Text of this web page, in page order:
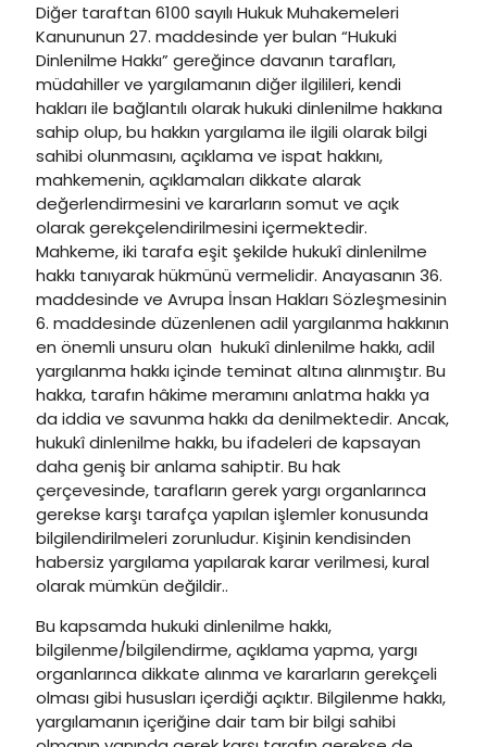
Diğer taraftan 6100 sayılı Hukuk Muhakemeleri
Kanununun 27. maddesinde yer bulan “Hukuki
Dinlenilme Hakkı” gereğince davanın tarafları,
müdahiller ve yargılamanın diğer ilgilileri, kendi
hakları ile bağlantılı olarak hukuki dinlenilme hakkına
sahip olup, bu hakkın yargılama ile ilgili olarak bilgi
sahibi olunmasını, açıklama ve ispat hakkını,
mahkemenin, açıklamaları dikkate alarak
değerlendirmesini ve kararların somut ve açık
olarak gerekçelendirilmesini içermektedir.
Mahkeme, iki tarafa eşit şekilde hukukî dinlenilme
hakkı tanıyarak hükmünü vermelidir. Anayasanın 36.
maddesinde ve Avrupa İnsan Hakları Sözleşmesinin
6. maddesinde düzenlenen adil yargılanma hakkının
en önemli unsuru olan hukukî dinlenilme hakkı, adil
yargılanma hakkı içinde teminat altına alınmıştır. Bu
hakka, tarafın hâkime meramını anlatma hakkı ya
da iddia ve savunma hakkı da denilmektedir. Ancak,
hukukî dinlenilme hakkı, bu ifadeleri de kapsayan
daha geniş bir anlama sahiptir. Bu hak
çerçevesinde, tarafların gerek yargı organlarınca
gerekse karşı tarafça yapılan işlemler konusunda
bilgilendirilmeleri zorunludur. Kişinin kendisinden
habersiz yargılama yapılarak karar verilmesi, kural
olarak mümkün değildir..
Bu kapsamda hukuki dinlenilme hakkı,
bilgilenme/bilgilendirme, açıklama yapma, yargı
organlarınca dikkate alınma ve kararların gerekçeli
olması gibi hususları içerdiği açıktır. Bilgilenme hakkı,
yargılamanın içeriğine dair tam bir bilgi sahibi